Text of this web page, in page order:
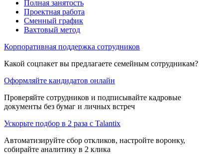
Полная занятость
Проектная работа
Сменный график
Вахтовый метод
Корпоративная поддержка сотрудников
Какой соцпакет вы предлагаете семейным сотрудникам?
Оформляйте кандидатов онлайн
Проверяйте сотрудников и подписывайте кадровые
документы без бумаг и личных встреч
Ускорьте подбор в 2 раза с Talantix
Автоматизируйте сбор откликов, настройте воронку,
собирайте аналитику в 2 клика